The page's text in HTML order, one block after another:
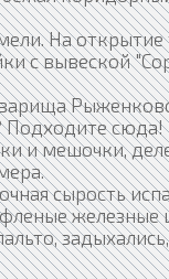
На открытие
с вывеской
сюда!
и мешочки,
сырость
задыхались,